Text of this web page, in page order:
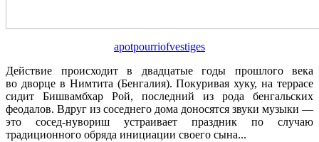
apotpourriofvestiges
Действие происходит в двадцатые годы прошлого века
во дворце в Нимтита (Бенгалия). Покуривая хуку, на террасе
сидит Бишвамбхар Рой, последний из рода бенгальских
феодалов. Вдруг из соседнего дома доносятся звуки музыки —
это сосед-нувориш устраивает праздник по случаю
традиционного обряда инициации своего сына...